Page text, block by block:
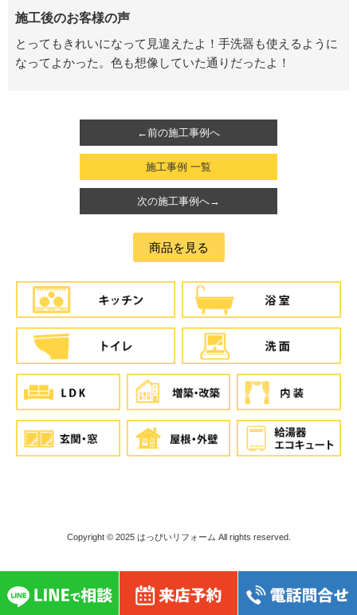
施工後のお客様の声
とってもきれいになって見違えたよ！手洗器も使えるように
なってよかった。色も想像していた通りだったよ！
←前の施工事例へ
施工事例 一覧
次の施工事例へ→
商品を見る
Copyright © 2025 はっぴいリフォーム All rights reserved.